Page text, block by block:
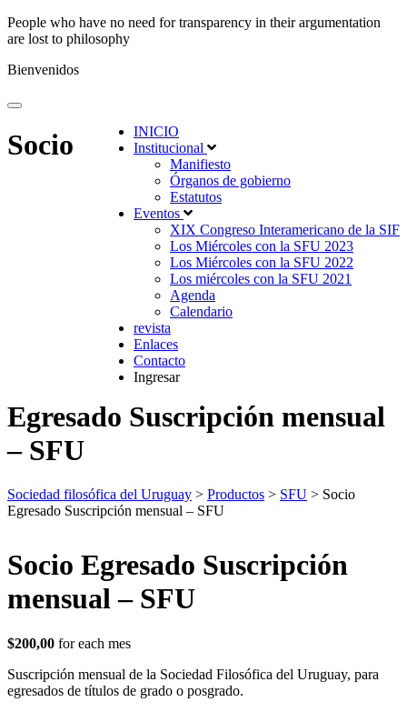
People who have no need for transparency in their argumentation
are lost to philosophy
Bienvenidos
INICIO
Institucional
Manifiesto
Órganos de gobierno
Estatutos
Eventos
XIX Congreso Interamericano de la SIF
Los Miércoles con la SFU 2023
Los Miércoles con la SFU 2022
Los miércoles con la SFU 2021
Agenda
Calendario
revista
Enlaces
Contacto
Ingresar
Socio
Egresado Suscripción mensual
– SFU
Sociedad filosófica del Uruguay > Productos > SFU > Socio
Egresado Suscripción mensual – SFU
Socio Egresado Suscripción
mensual – SFU
$200,00 for each mes
Suscripción mensual de la Sociedad Filosófica del Uruguay, para
egresados de títulos de grado o posgrado.